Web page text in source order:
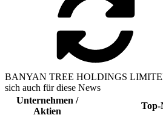
BANYAN TREE HOLDINGS
sich auch für diese News
Unternehmen /
Aktien
Top-